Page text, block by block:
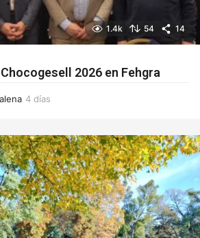
1.4k 54 14
2026 en Fehgra
4 días
a
s